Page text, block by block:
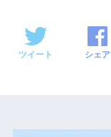
ツイート シェア